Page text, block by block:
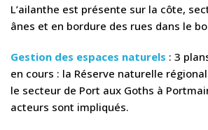
L’ailanthe est présente sur la côte,
ânes et en bordure des rues dans le
Gestion des espaces naturels : 3
en cours : la Réserve naturelle
le secteur de Port aux Goths à
acteurs sont impliqués.